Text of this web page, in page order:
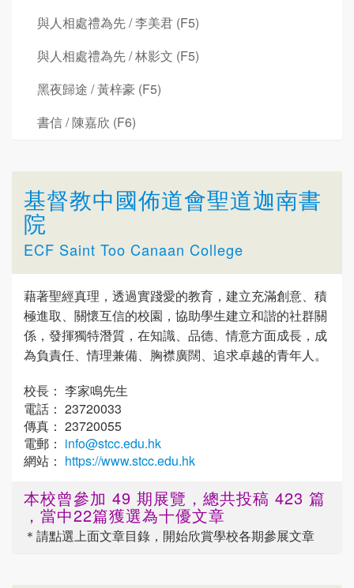
與人相處禮為先 / 李美君 (F5)
與人相處禮為先 / 林影文 (F5)
黑夜歸途 / 黃梓豪 (F5)
書信 / 陳嘉欣 (F6)
基督教中國佈道會聖道迦南書
院
ECF Saint Too Canaan College
藉著聖經真理，透過實踐愛的教育，建立充滿創意、積
極進取、關懷互信的校園，協助學生建立和諧的社群關
係，發揮獨特潛質，在知識、品德、情意方面成長，成
為負責任、情理兼備、胸襟廣闊、追求卓越的青年人。
校長： 李家鳴先生
電話： 23720033
傳真： 23720055
電郵： info@stcc.edu.hk
網站： https://www.stcc.edu.hk
本校曾參加 49 期展覽，總共投稿 423 篇
，當中22篇獲選為十優文章
＊請點選上面文章目錄，開始欣賞學校各期參展文章